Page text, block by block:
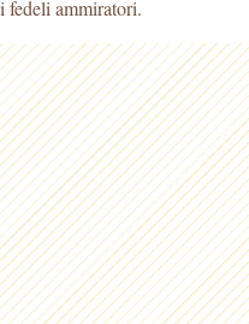
fedeli ammiratori.